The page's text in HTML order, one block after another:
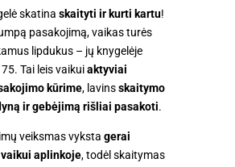
skatina skaityti ir kurti kartu!
pasakojimą, vaikas turės
lipdukus – jų knygelėje
Tai leis vaikuiaktyviai
kūrime, lavinsskaitymo
ir gebėjimą rišliai pasakoti.
veiksmas vyksta gerai
aplinkoje, todėl skaitymas